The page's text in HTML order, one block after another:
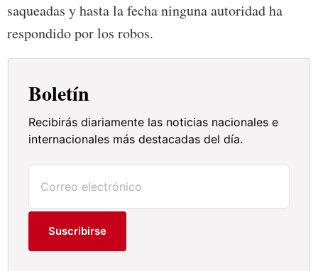
saqueadas y hasta la fecha ninguna autoridad ha
respondido por los robos.
Boletín
Recibirás diariamente las noticias nacionales e
internacionales más destacadas del día.
Suscribirse